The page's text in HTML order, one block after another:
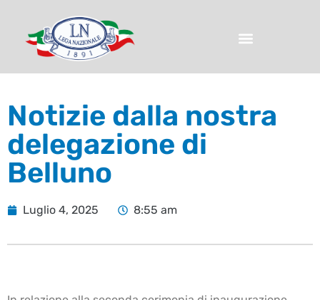
Notizie dalla nostra
delegazione di
Belluno
Luglio 4, 2025 8:55 am